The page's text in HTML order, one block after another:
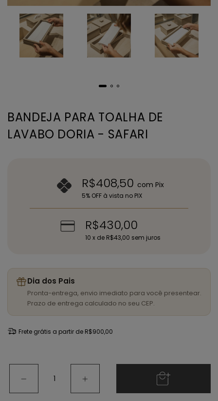
BANDEJA PARA TOALHA DE
LAVABO DORIA - SAFARI
R$408,50 com Pix
5% OFF à vista no PIX
R$430,00
10 x de R$43,00 sem juros
Dia dos Pais
Pronta-entrega, envio imediato para você presentear.
Prazo de entrega calculado no seu CEP.
Frete grátis a partir de R$900,00